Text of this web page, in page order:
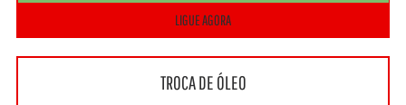
LIGUE AGORA
TROCA DE ÓLEO